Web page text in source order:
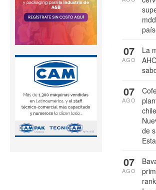
La
07
AGO
de
07
AGO
07
AGO